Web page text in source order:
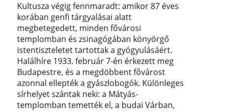
Kultusza végig fennmaradt: amikor 87 éves
korában genfi tárgyalásai alatt
megbetegedett, minden fővárosi
templomban és zsinagógában könyörgő
istentiszteletet tartottak a gyógyulásáért.
Halálhíre 1933. február 7-én érkezett meg
Budapestre, és a megdöbbent fővárost
azonnal ellepték a gyászlobogók. Különleges
sírhelyet szántak neki: a Mátyás-
templomban temették el, a budai Várban,